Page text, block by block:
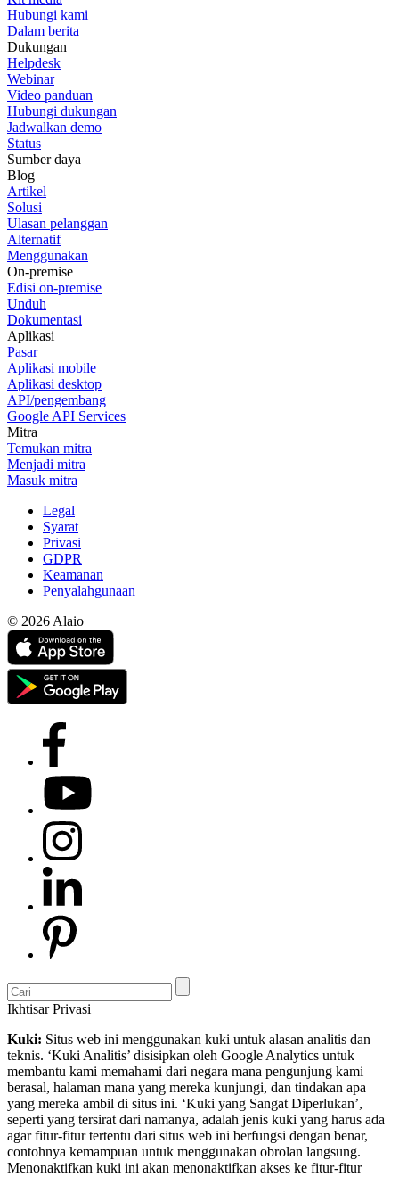
Hubungi kami
Dalam berita
Dukungan
Helpdesk
Webinar
Video panduan
Hubungi dukungan
Jadwalkan demo
Status
Sumber daya
Blog
Artikel
Solusi
Ulasan pelanggan
Alternatif
Menggunakan
On-premise
Edisi on-premise
Unduh
Dokumentasi
Aplikasi
Pasar
Aplikasi mobile
Aplikasi desktop
API/pengembang
Google API Services
Mitra
Temukan mitra
Menjadi mitra
Masuk mitra
Legal
Syarat
Privasi
GDPR
Keamanan
Penyalahgunaan
© 2026 Alaio
Ikhtisar Privasi
Kuki: Situs web ini menggunakan kuki untuk alasan analitis dan
teknis. ‘Kuki Analitis’ disisipkan oleh Google Analytics untuk
membantu kami memahami dari negara mana pengunjung kami
berasal, halaman mana yang mereka kunjungi, dan tindakan apa
yang mereka ambil di situs ini. ‘Kuki yang Sangat Diperlukan’,
seperti yang tersirat dari namanya, adalah jenis kuki yang harus ada
agar fitur-fitur tertentu dari situs web ini berfungsi dengan benar,
contohnya kemampuan untuk menggunakan obrolan langsung.
Menonaktifkan kuki ini akan menonaktifkan akses ke fitur-fitur